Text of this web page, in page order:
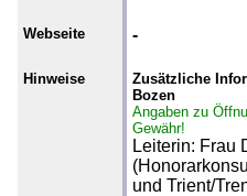
Webseite -
Hinweise
Zusätzliche
Bozen
Angaben zu
Gewähr!
Leiterin: Frau
und Trient/